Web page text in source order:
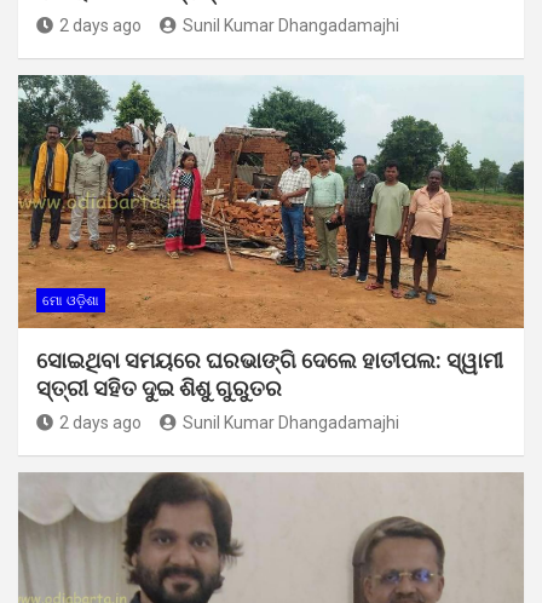
2 days ago Sunil Kumar Dhangadamajhi
ମୋ ଓଡ଼ିଶା
ସୋଇଥିବା ସମୟରେ ଘରଭାଙ୍ଗି ଦେଲେ ହାତୀପଲ: ସ୍ୱାମୀ
ସ୍ତ୍ରୀ ସହିତ ଦୁଇ ଶିଶୁ ଗୁରୁତର
2 days ago Sunil Kumar Dhangadamajhi